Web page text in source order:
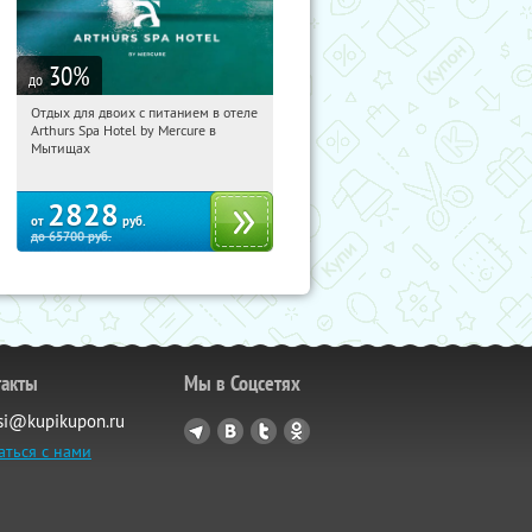
до 30%
14:57:13
Купи первым!
Московская обл., г. Мытищи, д.
Отдых для двоих с питанием в отеле
Arthurs Spa Hotel by Mercure в
Мытищах
от 2828 руб.
до65700руб.
с нами
Мы в Соцсетях